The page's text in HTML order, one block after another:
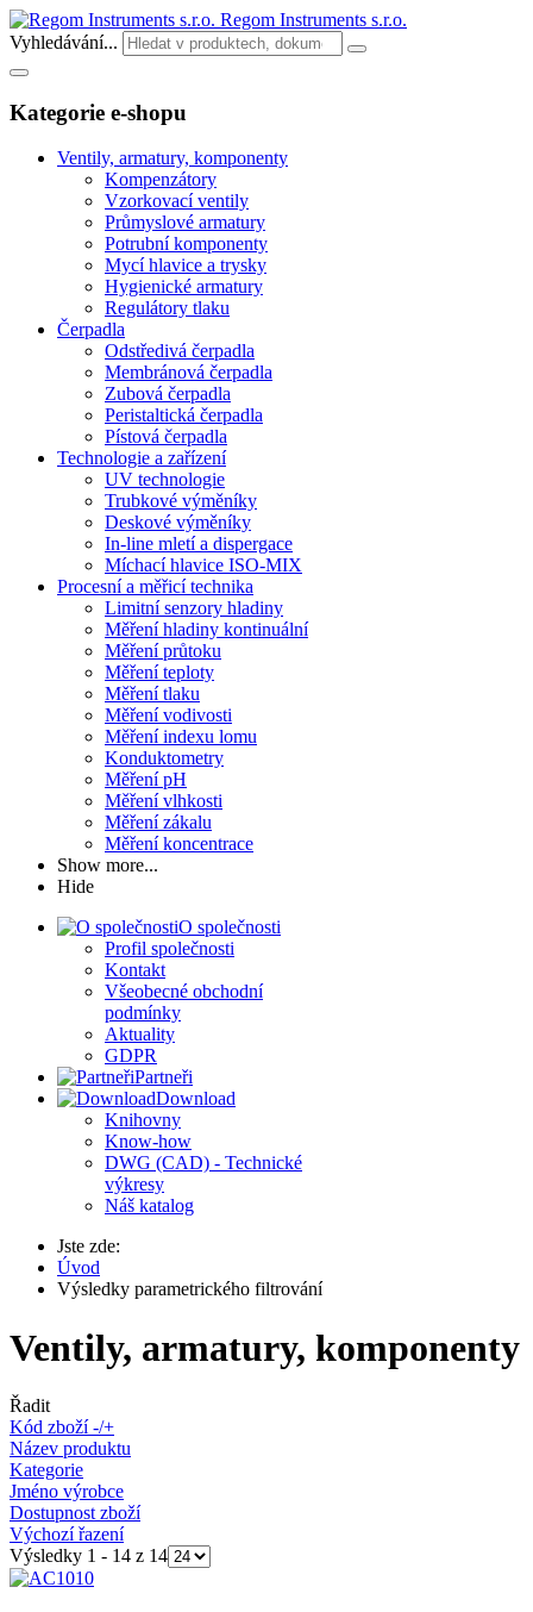
Regom Instruments s.r.o.
Vyhledávání...
Kategorie e-shopu
Ventily, armatury, komponenty
Kompenzátory
Vzorkovací ventily
Průmyslové armatury
Potrubní komponenty
Mycí hlavice a trysky
Hygienické armatury
Regulátory tlaku
Čerpadla
Odstředivá čerpadla
Membránová čerpadla
Zubová čerpadla
Peristaltická čerpadla
Pístová čerpadla
Technologie a zařízení
UV technologie
Trubkové výměníky
Deskové výměníky
In-line mletí a dispergace
Míchací hlavice ISO-MIX
Procesní a měřicí technika
Limitní senzory hladiny
Měření hladiny kontinuální
Měření průtoku
Měření teploty
Měření tlaku
Měření vodivosti
Měření indexu lomu
Konduktometry
Měření pH
Měření vlhkosti
Měření zákalu
Měření koncentrace
Show more...
Hide
O společnosti
Profil společnosti
Kontakt
Všeobecné obchodní
podmínky
Aktuality
GDPR
Partneři
Download
Knihovny
Know-how
DWG (CAD) - Technické
výkresy
Náš katalog
Jste zde:
Úvod
Výsledky parametrického filtrování
Ventily, armatury, komponenty
Řadit
Kód zboží -/+
Název produktu
Kategorie
Jméno výrobce
Dostupnost zboží
Výchozí řazení
Výsledky 1 - 14 z 14